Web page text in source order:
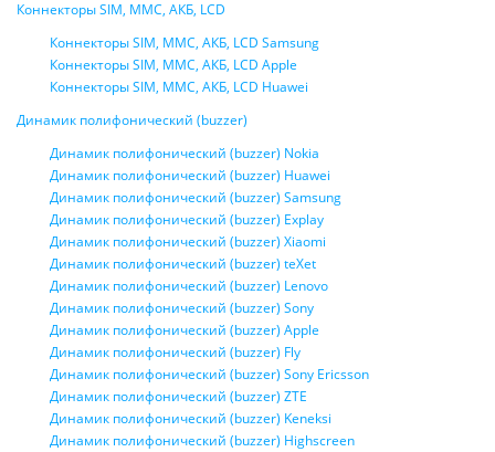
Коннекторы SIM, MMC, АКБ, LCD
Коннекторы SIM, MMC, АКБ, LCD Samsung
Коннекторы SIM, MMC, АКБ, LCD Apple
Коннекторы SIM, MMC, АКБ, LCD Huawei
Динамик полифонический (buzzer)
Динамик полифонический (buzzer) Nokia
Динамик полифонический (buzzer) Huawei
Динамик полифонический (buzzer) Samsung
Динамик полифонический (buzzer) Explay
Динамик полифонический (buzzer) Xiaomi
Динамик полифонический (buzzer) teXet
Динамик полифонический (buzzer) Lenovo
Динамик полифонический (buzzer) Sony
Динамик полифонический (buzzer) Apple
Динамик полифонический (buzzer) Fly
Динамик полифонический (buzzer) Sony Ericsson
Динамик полифонический (buzzer) ZTE
Динамик полифонический (buzzer) Keneksi
Динамик полифонический (buzzer) Highscreen